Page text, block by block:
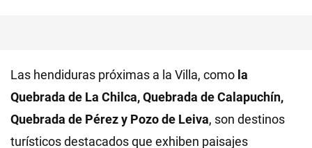
Las hendiduras próximas a la Villa, como la
Quebrada de La Chilca, Quebrada de Calapuchín,
Quebrada de Pérez y Pozo de Leiva, son destinos
turísticos destacados que exhiben paisajes